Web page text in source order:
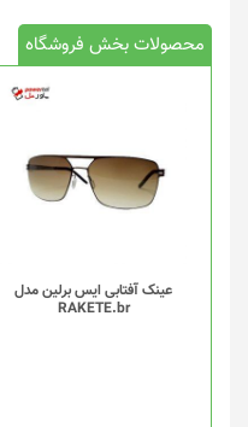
محصولات بخش فروشگاه
عینک آفتابی ایس برلین مدل
RAKETE.br